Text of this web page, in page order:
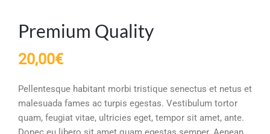
Premium Quality
20,00€
Pellentesque habitant morbi tristique senectus et netus et
malesuada fames ac turpis egestas. Vestibulum tortor
quam, feugiat vitae, ultricies eget, tempor sit amet, ante.